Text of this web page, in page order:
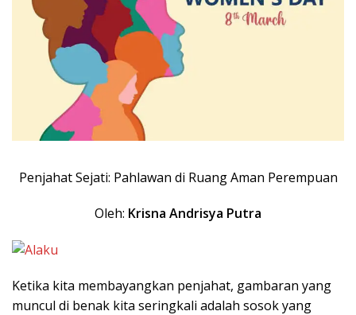
Penjahat Sejati: Pahlawan di Ruang Aman Perempuan
Oleh: Krisna Andrisya Putra
Ketika kita membayangkan penjahat, gambaran yang
muncul di benak kita seringkali adalah sosok yang